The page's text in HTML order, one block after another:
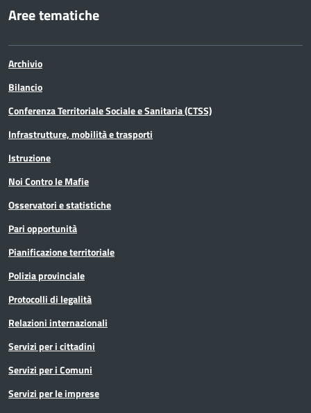
Aree tematiche
Archivio
Bilancio
Conferenza Territoriale Sociale e Sanitaria (CTSS)
Infrastrutture, mobilità e trasporti
Istruzione
Noi Contro le Mafie
Osservatori e statistiche
Pari opportunità
Pianificazione territoriale
Polizia provinciale
Protocolli di legalità
Relazioni internazionali
Servizi per i cittadini
Servizi per i Comuni
Servizi per le imprese